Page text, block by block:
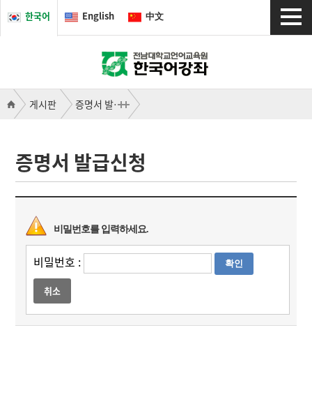
한국어 English 中文
게시판 증명서 발급신청
증명서 발급신청
비밀번호를 입력하세요.
비밀번호 :
취소